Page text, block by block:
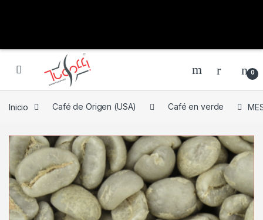
0
Inicio Café de Origen (USA) Café en verde